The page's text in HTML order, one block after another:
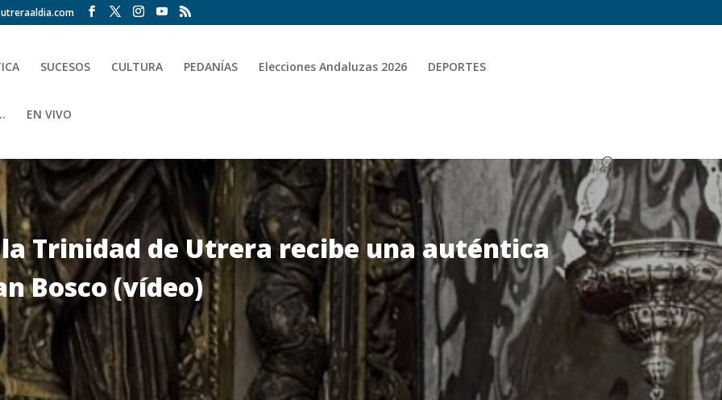
SUCESOS CULTURA PEDANÍAS Elecciones Andaluzas 2026 DEPORTES
EN VIVO
Trinidad de Utrera recibe una auténtica
Bosco (vídeo)